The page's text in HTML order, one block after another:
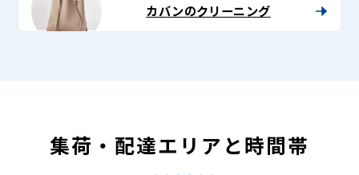
カバンのクリーニング
集荷・配達エリアと時間帯